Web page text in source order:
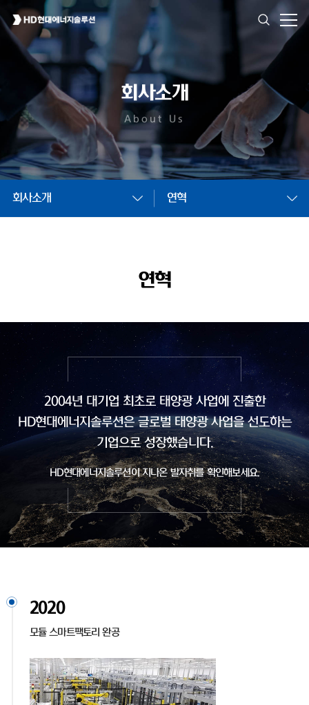
회사소개
About Us
회사소개 연혁
연혁
2004년 대기업 최초로 태양광 사업에 진출한
HD현대에너지솔루션은글로벌 태양광 사업을 선도하는
기업으로 성장했습니다.
HD현대에너지솔루션이 지나온 발자취를 확인해보세요.
2020
모듈 스마트팩토리 완공